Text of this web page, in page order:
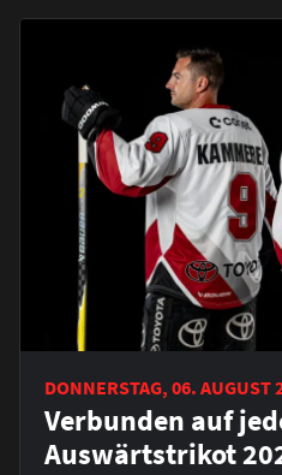
DONNERSTAG, 06. AUGUST
Verbunden auf
Auswärtstrikot